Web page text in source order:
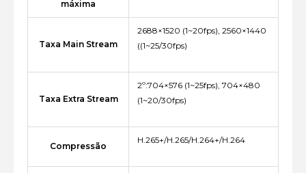
máxima
Taxa Main Stream
2688×1520 (1~20fps), 2560×1440
((1~25/30fps)
Taxa Extra Stream
2º:704×576 (1~25fps), 704×480
(1~20/30fps)
Compressão
H.265+/H.265/H.264+/H.264